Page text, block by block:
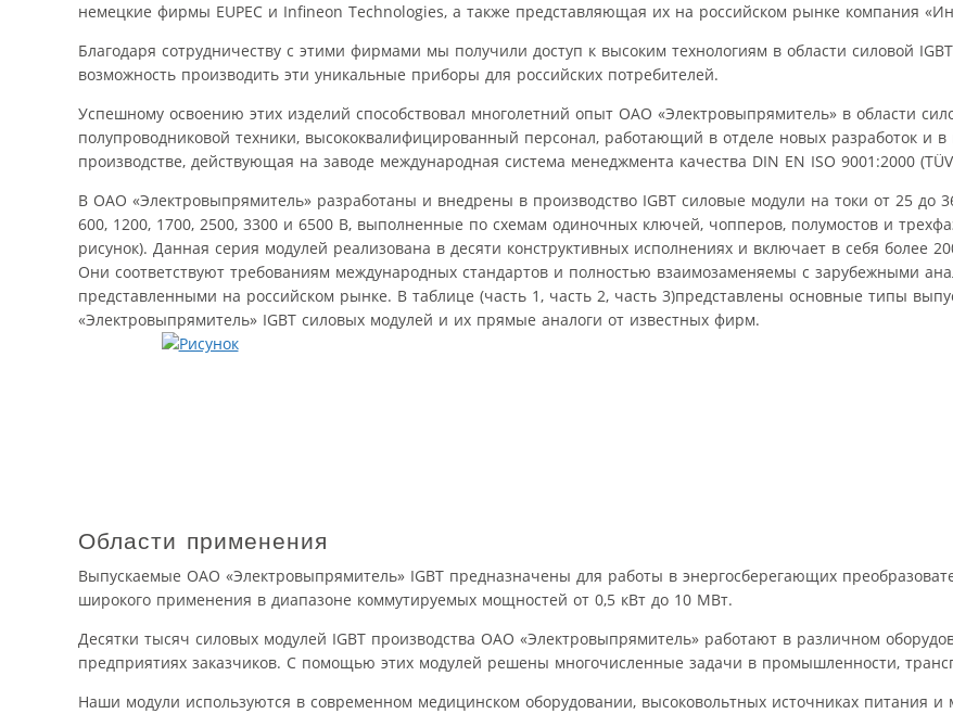
немецкие фирмы EUPEC и Infineon Technologies, а также представляющая их на российском рынке компания
Благодаря сотрудничеству с этими фирмами мы получили доступ к высоким технологиям в области силовой
возможность производить эти уникальные приборы для российских потребителей.
Успешному освоению этих изделий способствовал многолетний опыт ОАО «Электровыпрямитель» в области
полупроводниковой техники, высококвалифицированный персонал, работающий в отделе новых разработок и в
производстве, действующая на заводе международная система менеджмента качества DIN EN ISO 9001:2000 (TÜV
В ОАО «Электровыпрямитель» разработаны и внедрены в производство IGBT силовые модули на токи от 25 до
600, 1200, 1700, 2500, 3300 и 6500 В, выполненные по схемам одиночных ключей, чопперов, полумостов и
рисунок). Данная серия модулей реализована в десяти конструктивных исполнениях и включает в себя более
Они соответствуют требованиям международных стандартов и полностью взаимозаменяемы с зарубежными
представленными на российском рынке. В таблице (часть 1, часть 2, часть 3)представлены основные типы
«Электровыпрямитель» IGBT силовых модулей и их прямые аналоги от известных фирм.
Области применения
Выпускаемые ОАО «Электровыпрямитель» IGBT предназначены для работы в энергосберегающих
широкого применения в диапазоне коммутируемых мощностей от 0,5 кВт до 10 МВт.
Десятки тысяч силовых модулей IGBT производства ОАО «Электровыпрямитель» работают в различном
предприятиях заказчиков. С помощью этих модулей решены многочисленные задачи в промышленности,
Наши модули используются в современном медицинском оборудовании, высоковольтных источниках питания и